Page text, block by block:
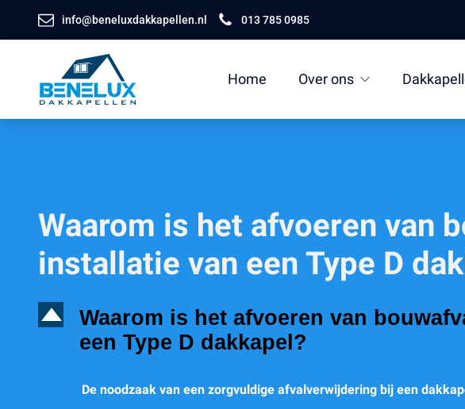
info@beneluxdakkapellen.nl 013 785 0985
Home Over ons
Waarom is het afvoeren van
installatie van een Type D
D
Waarom is het afvoeren van
een Type D dakkapel?
De noodzaak van een zorgvuldige afvalverwijdering bij een